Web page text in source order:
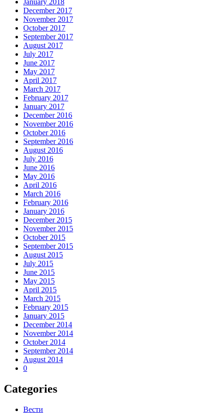
January 2018
December 2017
November 2017
October 2017
September 2017
August 2017
July 2017
June 2017
May 2017
April 2017
March 2017
February 2017
January 2017
December 2016
November 2016
October 2016
September 2016
August 2016
July 2016
June 2016
May 2016
April 2016
March 2016
February 2016
January 2016
December 2015
November 2015
October 2015
September 2015
August 2015
July 2015
June 2015
May 2015
April 2015
March 2015
February 2015
January 2015
December 2014
November 2014
October 2014
September 2014
August 2014
0
Categories
Вести